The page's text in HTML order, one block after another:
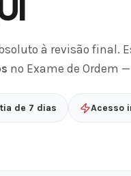
à revisão final.
no Exame de Ordem
de 7 dias Acesso